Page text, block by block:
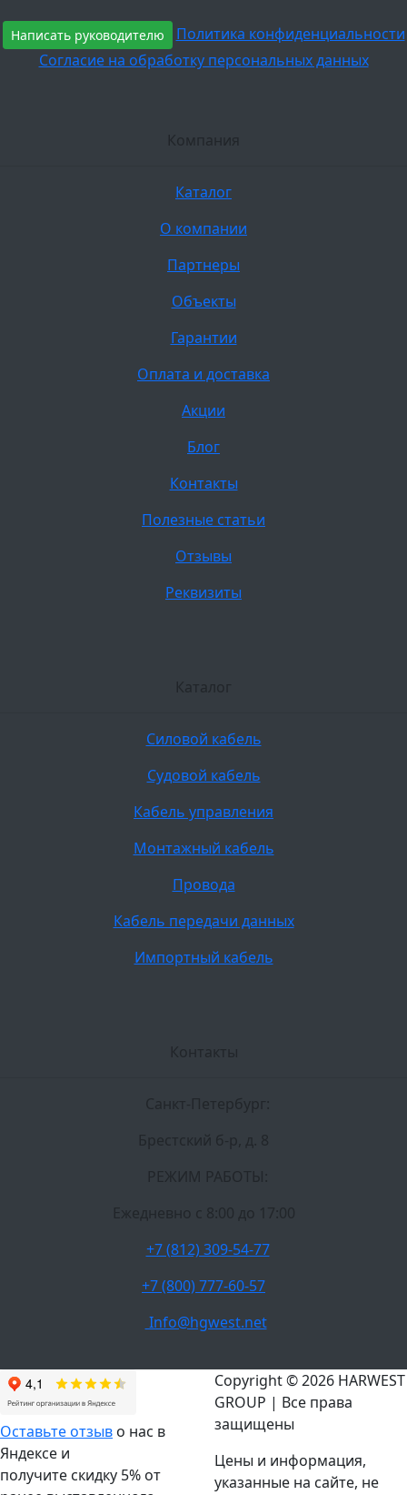
Написать руководителю
Политика конфиденциальности
Согласие на обработку персональных данных
Компания
Каталог
О компании
Партнеры
Объекты
Гарантии
Оплата и доставка
Акции
Блог
Контакты
Полезные статьи
Отзывы
Реквизиты
Каталог
Силовой кабель
Судовой кабель
Кабель управления
Монтажный кабель
Провода
Кабель передачи данных
Импортный кабель
Контакты
Санкт-Петербург:
Брестский б-р, д. 8
РЕЖИМ РАБОТЫ:
Ежедневно c 8:00 до 17:00
+7 (812) 309-54-77
+7 (800) 777-60-57
Info@hgwest.net
Оставьте отзыв о нас в
Яндексе и
получите скидку 5% от
Copyright © 2026 HARWEST
GROUP | Все права
защищены
Цены и информация,
указанные на сайте, не